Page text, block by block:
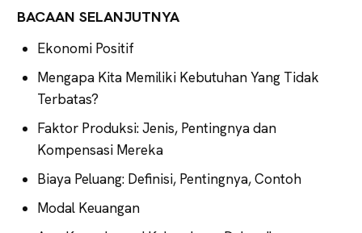
BACAAN SELANJUTNYA
Ekonomi Positif
Mengapa Kita Memiliki Kebutuhan Yang Tidak
Terbatas?
Faktor Produksi: Jenis, Pentingnya dan
Kompensasi Mereka
Biaya Peluang: Definisi, Pentingnya, Contoh
Modal Keuangan